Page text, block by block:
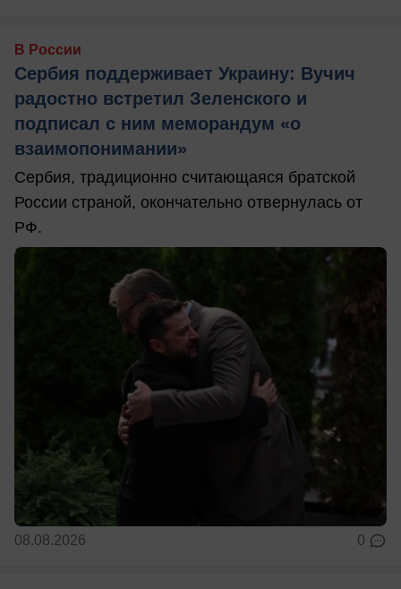
В России
Сербия поддерживает Украину: Вучич
радостно встретил Зеленского и
подписал с ним меморандум «о
взаимопонимании»
Сербия, традиционно считающаяся братской
России страной, окончательно отвернулась от
РФ.
08.08.2026 0